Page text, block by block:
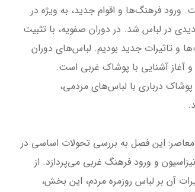
ورود فرهنگ‌ها و اقوام جدید، به ویژه در
در لباس شد. در دوران صفویه، با تثبیت
و تاثیرات جدید بودیم. لباس‌های دوران
و آغاز آشنایی با پوشاک غربی است.
درباری با لباس‌های مردمی،
معاصر: این فصل به بررسی تحولات اساسی در
و ورود فرهنگ غربی می‌پردازد. از
آن بر لباس روزمره مردم، این بخش،